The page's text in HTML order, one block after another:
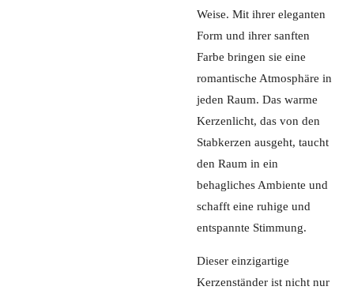
Weise. Mit ihrer eleganten
Form und ihrer sanften
Farbe bringen sie eine
romantische Atmosphäre in
jeden Raum. Das warme
Kerzenlicht, das von den
Stabkerzen ausgeht, taucht
den Raum in ein
behagliches Ambiente und
schafft eine ruhige und
entspannte Stimmung.
Dieser einzigartige
Kerzenständer ist nicht nur